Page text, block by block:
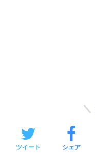
ツイート シェア